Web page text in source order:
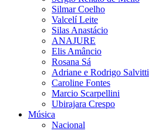
Silmar Coelho
Valcelí Leite
Silas Anastácio
ANAJURE
Elis Amâncio
Rosana Sá
Adriane e Rodrigo Salvitti
Caroline Fontes
Marcio Scarpellini
Ubirajara Crespo
Música
Nacional